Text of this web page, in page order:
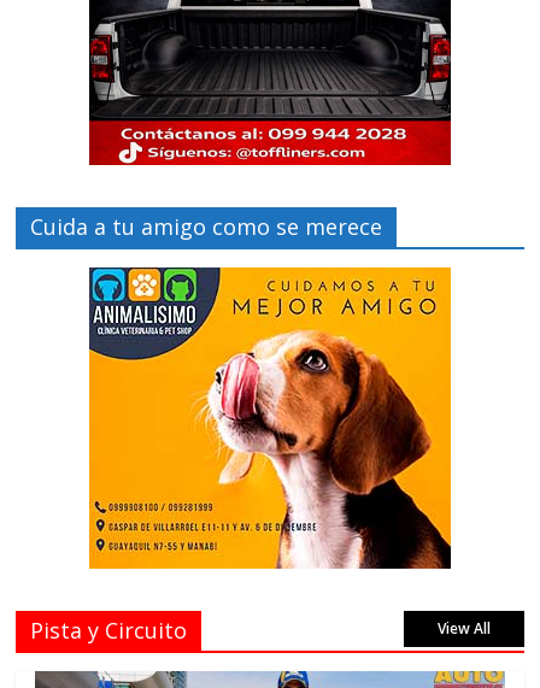
Cuida a tu amigo como se merece
Pista y Circuito View All